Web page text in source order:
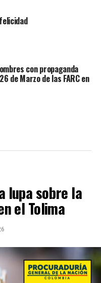
con propaganda
de Marzo de las FARC en
lupa sobre la
el Tolima